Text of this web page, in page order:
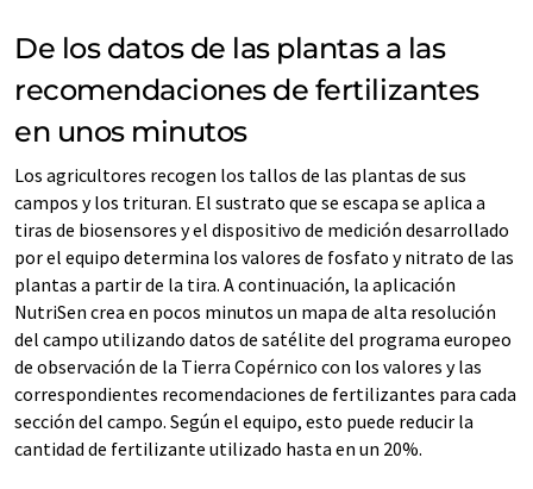
De los datos de las plantas a las
recomendaciones de fertilizantes
en unos minutos
Los agricultores recogen los tallos de las plantas de sus
campos y los trituran. El sustrato que se escapa se aplica a
tiras de biosensores y el dispositivo de medición desarrollado
por el equipo determina los valores de fosfato y nitrato de las
plantas a partir de la tira. A continuación, la aplicación
NutriSen crea en pocos minutos un mapa de alta resolución
del campo utilizando datos de satélite del programa europeo
de observación de la Tierra Copérnico con los valores y las
correspondientes recomendaciones de fertilizantes para cada
sección del campo. Según el equipo, esto puede reducir la
cantidad de fertilizante utilizado hasta en un 20%.